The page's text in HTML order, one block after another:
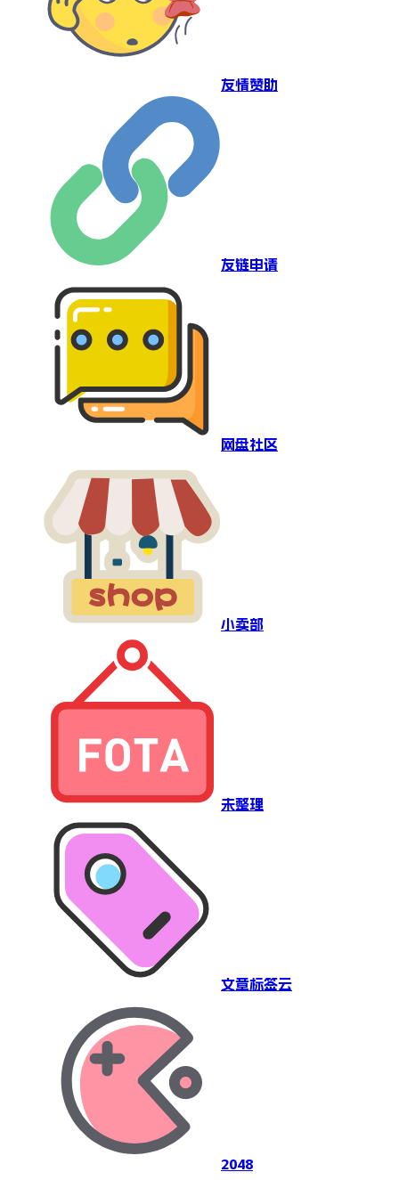
友情赞助
友链申请
网盘社区
小卖部
未整理
文章标签云
2048